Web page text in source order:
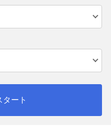
タート